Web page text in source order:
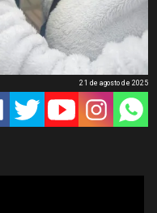
21 de agosto de 2025